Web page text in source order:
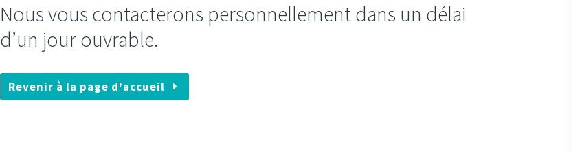
Nous vous contacterons personnellement dans un délai
d’un jour ouvrable.
Revenir à la page d'accueil